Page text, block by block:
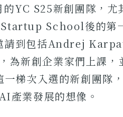
YC S25新創團隊，尤
School後的第
到包括Andrej
新創企業家們上課，
梯次入選的新創團隊
產業發展的想像。